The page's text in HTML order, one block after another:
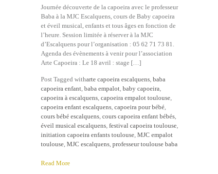
Journée découverte de la capoeira avec le professeur
Baba à la MJC Escalquens, cours de Baby capoeira
et éveil musical, enfants et tous âges en fonction de
l’heure. Session limitée à réserver à la MJC
d’Escalquens pour l’organisation : 05 62 71 73 81.
Agenda des évènements à venir pour l’association
Arte Capoeira : Le 18 avril : stage […]
Post Tagged witharte capoeira escalquens baba
capoeira enfant baba empalot baby capoeira
capoeira à escalquens capoeira empalot toulouse
capoeira enfant escalquens capoeira pour bébé
cours bébé escalquens cours capoeira enfant bébés
éveil musical escalquens festival capoeira toulouse
initiation capoeira enfants toulouse MJC empalot
toulouse MJC escalquens professeur toulouse baba
Read More